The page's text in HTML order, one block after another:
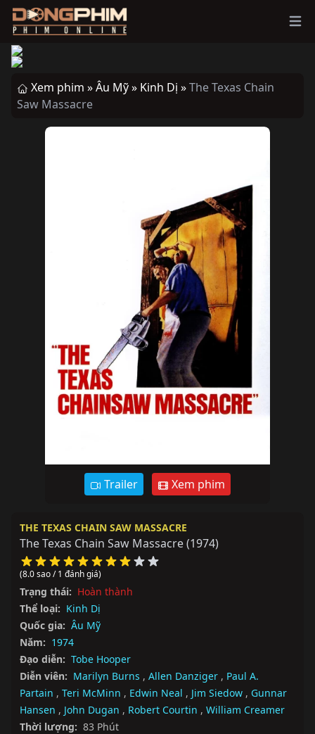
Xem phim »Âu Mỹ » Kinh Dị »The Texas Chain
Saw Massacre
Trailer Xem phim
THE TEXAS CHAIN SAW MASSACRE
The Texas Chain Saw Massacre(1974)
(8.0 sao / 1 đánh giá)
Trạng thái: Hoàn thành
Thể loại: Kinh Dị
Quốc gia: Âu Mỹ
Năm: 1974
Đạo diễn: Tobe Hooper
Diễn viên: Marilyn Burns , Allen Danziger , Paul A.
Partain , Teri McMinn , Edwin Neal , Jim Siedow , Gunnar
Hansen , John Dugan , Robert Courtin , William Creamer
Thời lượng: 83 Phút